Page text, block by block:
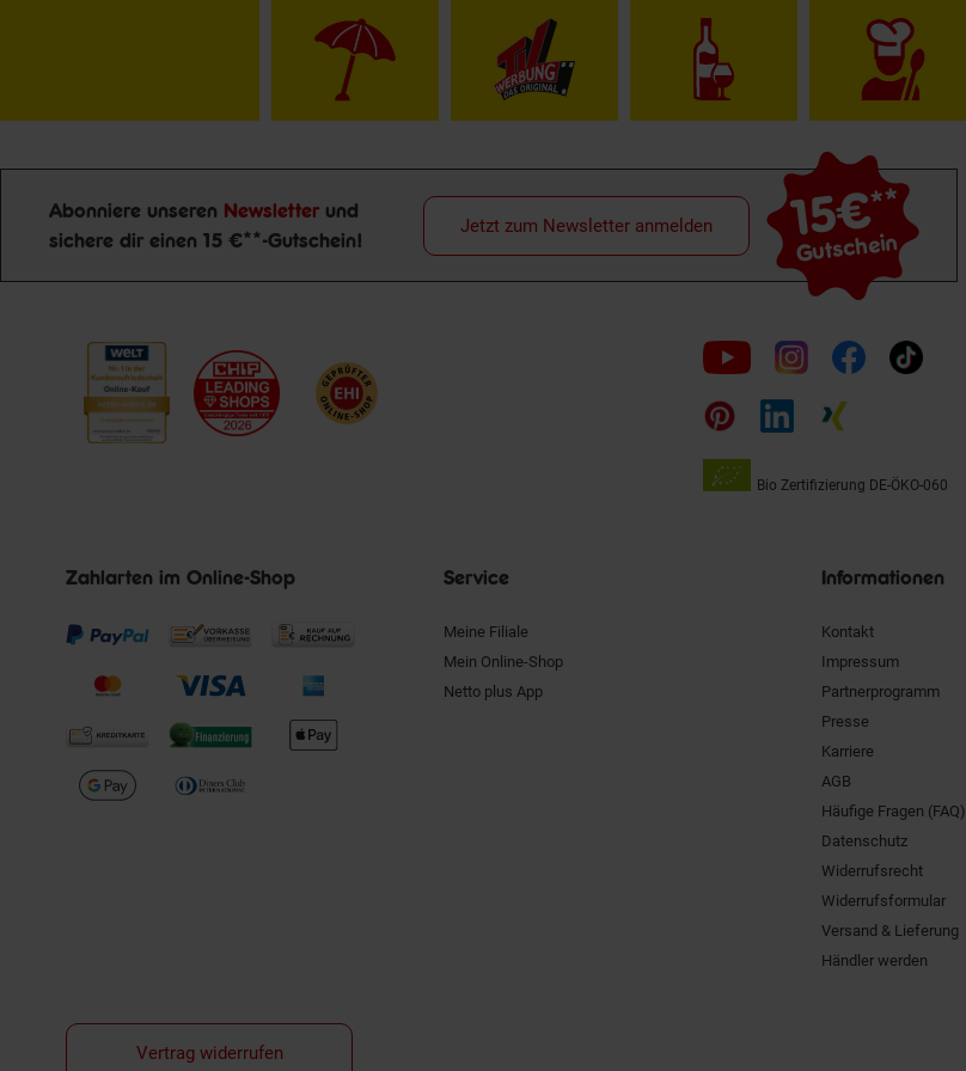
Newsletter Anmeldung
Abonniere unseren Newsletter und
sichere dir einen 15 €**-Gutschein!
15€**
Gutschein
Jetzt zum Newsletter anmelden
Folge
uns
auf
Bio Zertifizierung DE-ÖKO-060
Zahlarten im Online-Shop Service
Meine Filiale
Mein Online-Shop
Netto plus App
Informationen
Kontakt
Impressum
Partnerprogramm
Presse
Karriere
AGB
Häufige Fragen (FAQ)
Datenschutz
Widerrufsrecht
Widerrufsformular
Versand & Lieferung
Händler werden
Vertrag widerrufen